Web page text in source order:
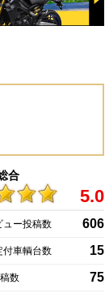
合
5.0
ュー投稿数 606
付車輌台数 15
数 75